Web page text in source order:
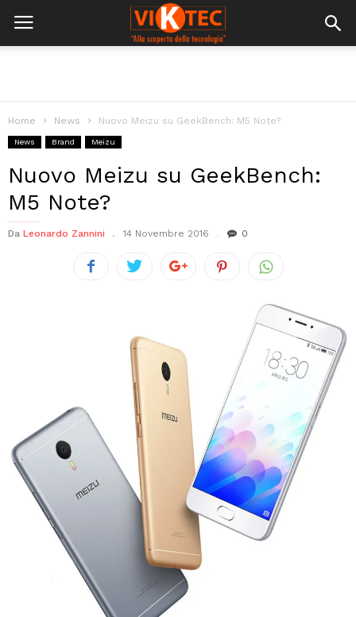
Home News Nuovo Meizu su GeekBench: M5 Note?
News Brand Meizu
Nuovo Meizu su GeekBench:
M5 Note?
Da Leonardo Zannini 14 Novembre 2016 0